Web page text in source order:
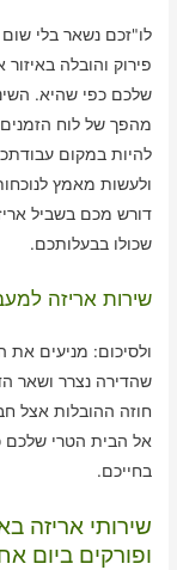
לו"זכם נשאר בלי
פירוק והובלה
שלכם כפי שהיא.
מהפך של לוח
להיות במקום
ולעשות מאמץ
דורש מכם בשביל
שכולו בבעלותכם.
שירות אריזה
ולסיכום: מניעים
שהדירה נצרר ושאר
חוזה ההובלות אצל
אל הבית הטרי
בחייכם.
שירותי אריזה
ופורקים ביום